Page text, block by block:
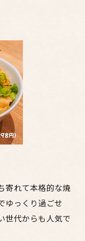
寄れて本格的な焼
ゆっくり過ごせ
世代からも人気で